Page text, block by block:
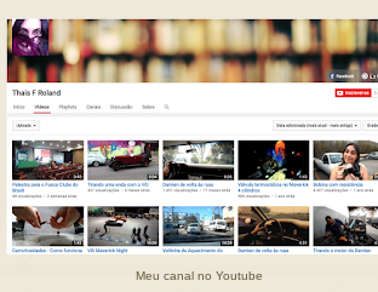
Meu canal no Youtube